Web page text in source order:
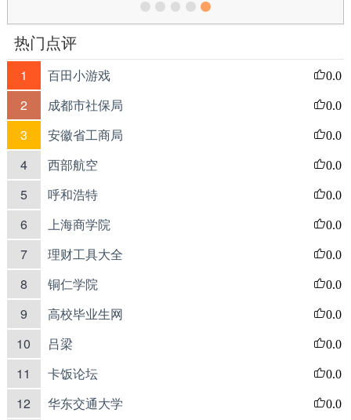
热门点评
1 百田小游戏 0.0
2 成都市社保局 0.0
3 安徽省工商局 0.0
4 西部航空 0.0
5 呼和浩特 0.0
6 上海商学院 0.0
7 理财工具大全 0.0
8 铜仁学院 0.0
9 高校毕业生网 0.0
10 吕梁 0.0
11 卡饭论坛 0.0
12 华东交通大学 0.0